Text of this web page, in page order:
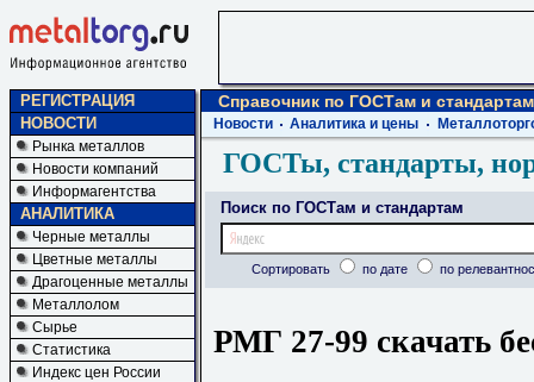
РЕГИСТРАЦИЯ
НОВОСТИ
Рынка металлов
Новости компаний
Информагентства
АНАЛИТИКА
Черные металлы
Цветные металлы
Драгоценные металлы
Металлолом
Сырье
Статистика
Индекс цен России
Справочник по ГОСТам и стандартам
Новости Аналитика и цены
ГОСТы, стандарты,
Поиск по ГОСТам и стандартам
Сортировать по дате по
РМГ 27-99 скачать